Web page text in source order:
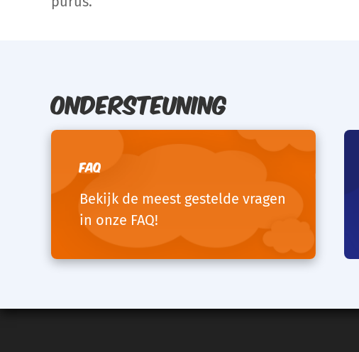
Ondersteuning
FAQ
Bekijk de meest gestelde vragen
in onze FAQ!